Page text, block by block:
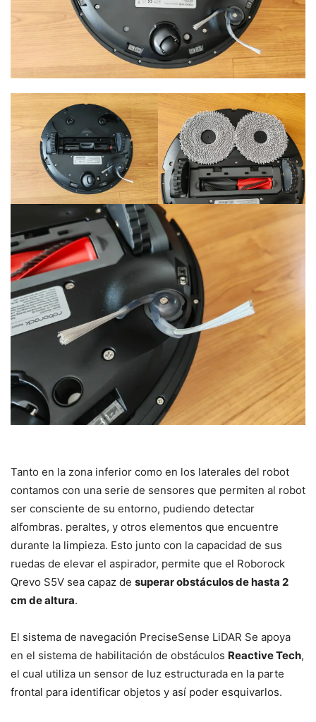
Tanto en la zona inferior como en los laterales del robot
contamos con una serie de sensores que permiten al robot
ser consciente de su entorno, pudiendo detectar
alfombras. peraltes, y otros elementos que encuentre
durante la limpieza. Esto junto con la capacidad de sus
ruedas de elevar el aspirador, permite que el Roborock
Qrevo S5V sea capaz de superar obstáculos de hasta 2
cm de altura.
El sistema de navegación PreciseSense LiDAR Se apoya
en el sistema de habilitación de obstáculos Reactive Tech,
el cual utiliza un sensor de luz estructurada en la parte
frontal para identificar objetos y así poder esquivarlos.